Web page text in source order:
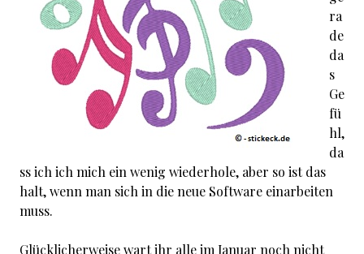
ra
de
da
s
Ge
fü
hl,
da
ss ich ich mich ein wenig wiederhole, aber so ist das
halt, wenn man sich in die neue Software einarbeiten
muss.
Glücklicherweise wart ihr alle im Januar noch nicht